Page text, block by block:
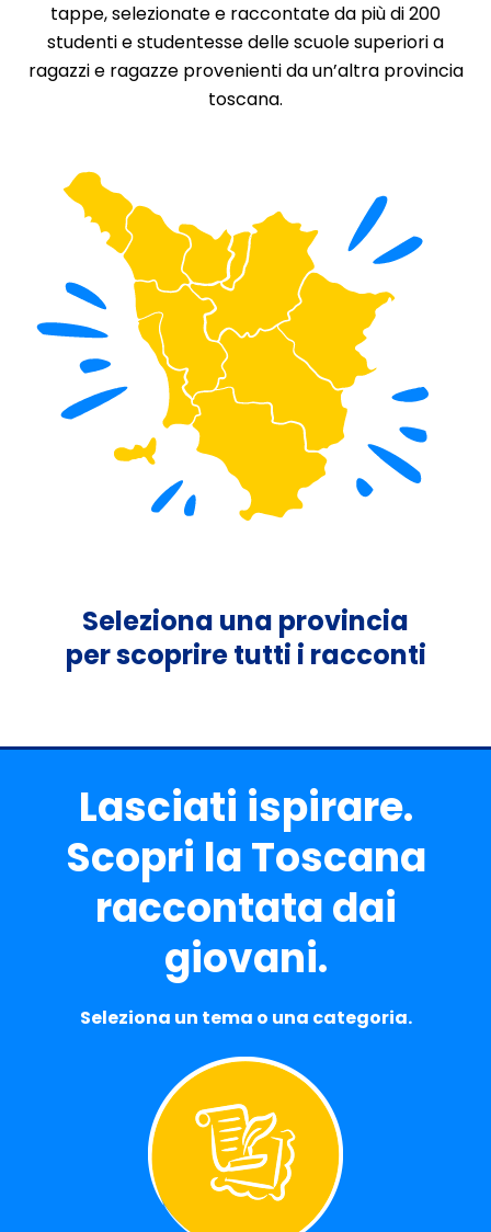
tappe, selezionate e raccontate da più di 200
studenti e studentesse delle scuole superiori a
ragazzi e ragazze provenienti da un’altra provincia
toscana.
Seleziona una provincia
per scoprire tutti i racconti
Lasciati ispirare.
Scopri la Toscana
raccontata dai
giovani.
Seleziona un tema o una categoria.